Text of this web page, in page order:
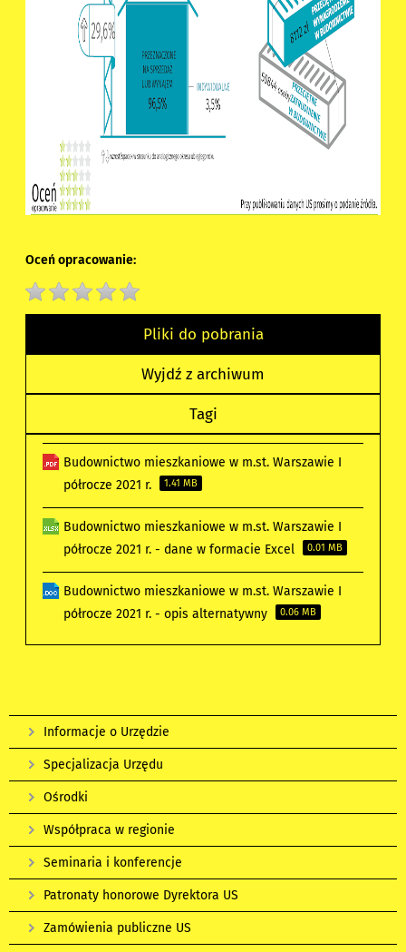
Oceń opracowanie:
Pliki do pobrania
Wyjdź z archiwum
Tagi
Budownictwo mieszkaniowe w m.st. Warszawie I
półrocze 2021 r.
1.41 MB
Budownictwo mieszkaniowe w m.st. Warszawie I
półrocze 2021 r. - dane w formacie Excel
0.01 MB
Budownictwo mieszkaniowe w m.st. Warszawie I
półrocze 2021 r. - opis alternatywny
0.06 MB
Informacje o Urzędzie
Specjalizacja Urzędu
Ośrodki
Współpraca w regionie
Seminaria i konferencje
Patronaty honorowe Dyrektora US
Zamówienia publiczne US